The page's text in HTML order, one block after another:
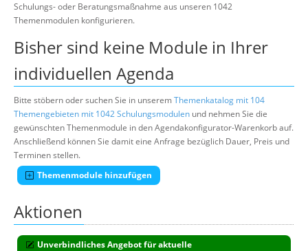
Suche
Schulungs- oder Beratungsmaßnahme aus unseren 1042
Themenmodulen konfigurieren.
Bisher sind keine Module in Ihrer
individuellen Agenda
Bitte stöbern oder suchen Sie in unseremThemenkatalog mit 104
Themengebieten mit 1042 Schulungsmodulen und nehmen Sie die
gewünschten Themenmodule in den Agendakonfigurator-Warenkorb auf.
Anschließend können Sie damit eine Anfrage bezüglich Dauer, Preis und
Terminen stellen.
Themenmodule hinzufügen
Aktionen
Unverbindliches Angebot für aktuelle